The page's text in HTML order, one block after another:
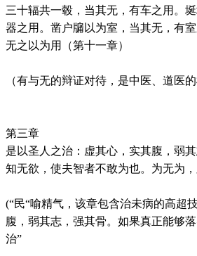
三十辐共一毂，当其无，有车之用。
器之用。凿户牖以为室，当其无，有
无之以为用（第十一章）
（有与无的辩证对待，是中医、道医
第三章
是以圣人之治：虚其心，实其腹，弱
知无欲，使夫智者不敢为也。为无为，
(“民“喻精气，该章包含治未病的高超
腹，弱其志，强其骨。如果真正能够
治”